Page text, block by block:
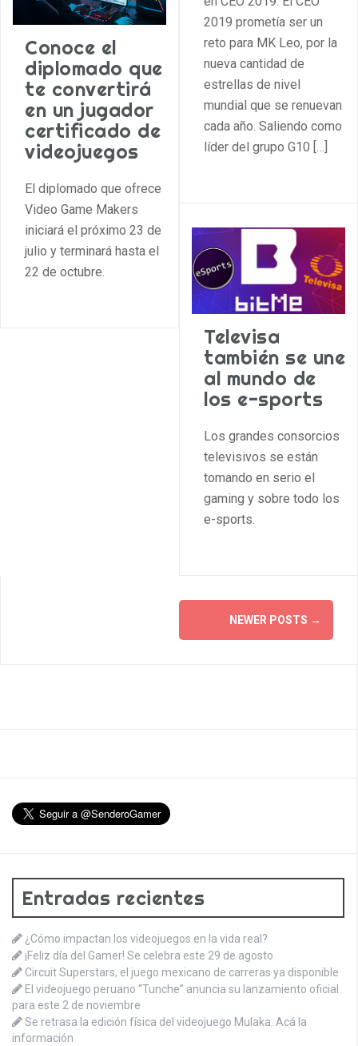
2019 prometía ser un
reto para MK Leo, por la
nueva cantidad de
estrellas de nivel
mundial que se renuevan
cada año. Saliendo como
líder del grupo G10 […]
Conoce el
diplomado que
te convertirá
en un jugador
certificado de
videojuegos
El diplomado que ofrece
Video Game Makers
iniciará el próximo 23 de
julio y terminará hasta el
22 de octubre.
Televisa
también se une
al mundo de
los e-sports
Los grandes consorcios
televisivos se están
tomando en serio el
gaming y sobre todo los
e-sports.
NEWER POSTS →
Entradas recientes
¿Cómo impactan los videojuegos en la vida real?
¡Feliz día del Gamer! Se celebra este 29 de agosto
Circuit Superstars, el juego mexicano de carreras ya disponible
El videojuego peruano “Tunche” anuncia su lanzamiento oficial
para este 2 de noviembre
Se retrasa la edición física del videojuego Mulaka. Acá la
información